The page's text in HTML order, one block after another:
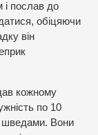
і послав до
обіцяючи
він
кожному
по 10
шведами. Вони